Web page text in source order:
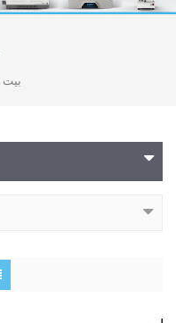
بيت